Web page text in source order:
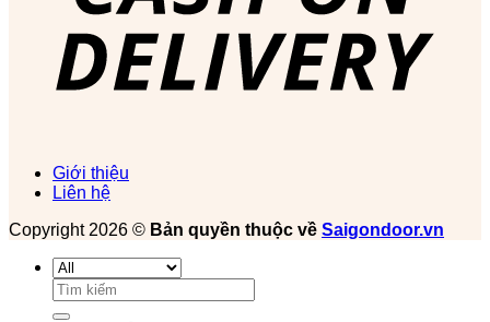
Giới thiệu
Liên hệ
Copyright 2026 © Bản quyền thuộc về Saigondoor.vn
Tìm
kiếm: